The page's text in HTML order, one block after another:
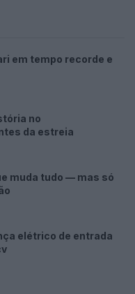
em tempo recorde e
no
da estreia
muda tudo — mas só
elétrico de entrada